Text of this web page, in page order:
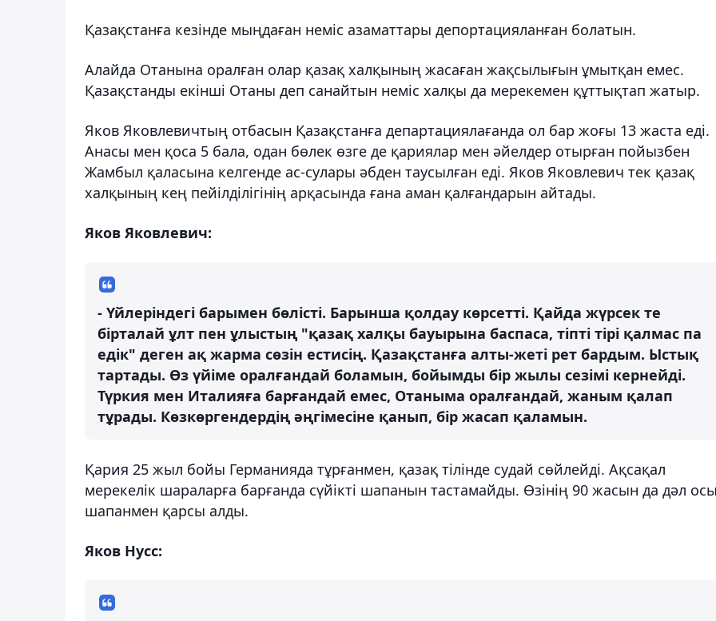
Қазақстанға кезінде мыңдаған неміс азаматтары депортацияланған болатын.
Алайда Отанына оралған олар қазақ халқының жасаған жақсылығын ұмытқан емес.
Қазақстанды екінші Отаны деп санайтын неміс халқы да мерекемен құттықтап жатыр.
Яков Яковлевичтың отбасын Қазақстанға департациялағанда ол бар жоғы 13 жаста еді.
Анасы мен қоса 5 бала, одан бөлек өзге де қариялар мен әйелдер отырған пойызбен
Жамбыл қаласына келгенде ас-сулары әбден таусылған еді. Яков Яковлевич тек қазақ
халқының кең пейілділігінің арқасында ғана аман қалғандарын айтады.
Яков Яковлевич:
- Үйлеріндегі барымен бөлісті. Барынша қолдау көрсетті. Қайда жүрсек те
бірталай ұлт пен ұлыстың "қазақ халқы бауырына баспаса, тіпті тірі қалмас па
едік" деген ақ жарма сөзін естисің. Қазақстанға алты-жеті рет бардым. Ыстық
тартады. Өз үйіме оралғандай боламын, бойымды бір жылы сезімі кернейді.
Түркия мен Италияға барғандай емес, Отаныма оралғандай, жаным қалап
тұрады. Көзкөргендердің әңгімесіне қанып, бір жасап қаламын.
Қария 25 жыл бойы Германияда тұрғанмен, қазақ тілінде судай сөйлейді. Ақсақал
мерекелік шараларға барғанда сүйікті шапанын тастамайды. Өзінің 90 жасын да дәл
шапанмен қарсы алды.
Яков Нусс: